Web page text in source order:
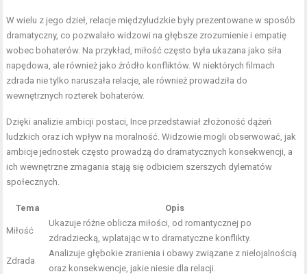
W wielu z jego dzieł, relacje międzyludzkie były prezentowane w sposób
dramatyczny, co pozwalało widzowi na głębsze zrozumienie i empatię
wobec bohaterów. Na przykład, miłość często była ukazana jako siła
napędowa, ale również jako źródło konfliktów. W niektórych filmach
zdrada nie tylko naruszała relacje, ale również prowadziła do
wewnętrznych rozterek bohaterów.
Dzięki analizie ambicji postaci, Ince przedstawiał złożoność dążeń
ludzkich oraz ich wpływ na moralność. Widzowie mogli obserwować, jak
ambicje jednostek często prowadzą do dramatycznych konsekwencji, a
ich wewnętrzne zmagania stają się odbiciem szerszych dylematów
społecznych.
Tema Opis
Miłość
Ukazuje różne oblicza miłości, od romantycznej po
zdradziecką, wplatając w to dramatyczne konflikty.
Zdrada
Analizuje głębokie zranienia i obawy związane z nielojalnością
oraz konsekwencje, jakie niesie dla relacji.